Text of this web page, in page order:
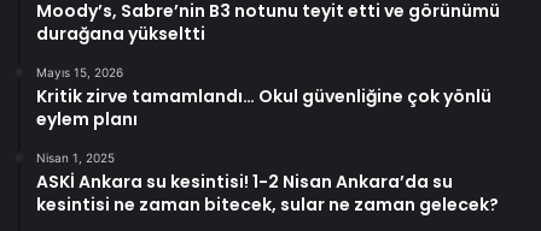
Moody’s, Sabre’nin B3 notunu teyit etti ve görünümü
durağana yükseltti
Mayıs 15, 2026
Kritik zirve tamamlandı… Okul güvenliğine çok yönlü
eylem planı
Nisan 1, 2025
ASKİ Ankara su kesintisi! 1-2 Nisan Ankara’da su
kesintisi ne zaman bitecek, sular ne zaman gelecek?